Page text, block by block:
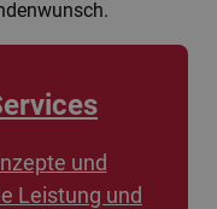
und
Leistung und